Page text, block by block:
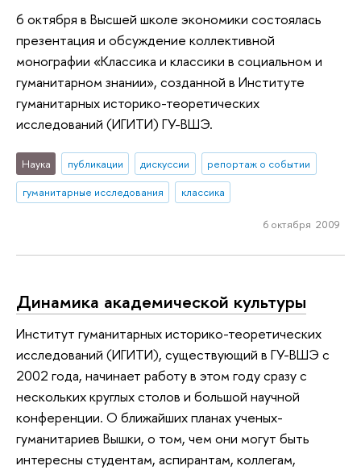
6 октября в Высшей школе экономики состоялась
презентация и обсуждение коллективной
монографии «Классика и классики в социальном и
гуманитарном знании», созданной в Институте
гуманитарных историко-теоретических
исследований (ИГИТИ) ГУ-ВШЭ.
Наука публикации дискуссии
репортаж о событии
гуманитарные исследования
классика
6 октября 2009
Динамика академической культуры
Институт гуманитарных историко-теоретических
исследований (ИГИТИ), существующий в ГУ-ВШЭ с
2002 года, начинает работу в этом году сразу с
нескольких круглых столов и большой научной
конференции. О ближайших планах ученых-
гуманитариев Вышки, о том, чем они могут быть
интересны студентам, аспирантам, коллегам,